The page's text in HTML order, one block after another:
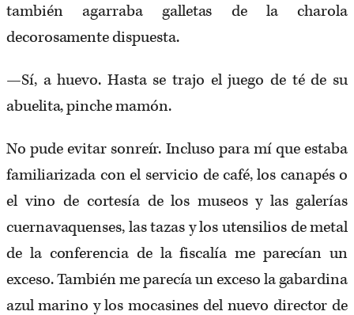
también agarraba galletas de la charola
decorosamente dispuesta.
—Sí, a huevo. Hasta se trajo el juego de té de su
abuelita, pinche mamón.
No pude evitar sonreír. Incluso para mí que estaba
familiarizada con el servicio de café, los canapés o
el vino de cortesía de los museos y las galerías
cuernavaquenses, las tazas y los utensilios de metal
de la conferencia de la fiscalía me parecían un
exceso. También me parecía un exceso la gabardina
azul marino y los mocasines del nuevo director de